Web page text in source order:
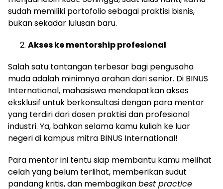
sudah memiliki portofolio sebagai praktisi bisnis,
bukan sekadar lulusan baru.
Akses ke mentorship profesional
Salah satu tantangan terbesar bagi pengusaha
muda adalah minimnya arahan dari senior. Di BINUS
International, mahasiswa mendapatkan akses
eksklusif untuk berkonsultasi dengan para mentor
yang terdiri dari dosen praktisi dan profesional
industri. Ya, bahkan selama kamu kuliah ke luar
negeri di kampus mitra BINUS International!
Para mentor ini tentu siap membantu kamu melihat
celah yang belum terlihat, memberikan sudut
pandang kritis, dan membagikanbest practice